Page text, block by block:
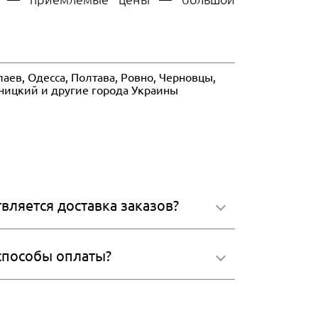
Одесса, Полтава, Ровно, Черновцы,
и другие города Украины
доставка заказов?
оплаты?